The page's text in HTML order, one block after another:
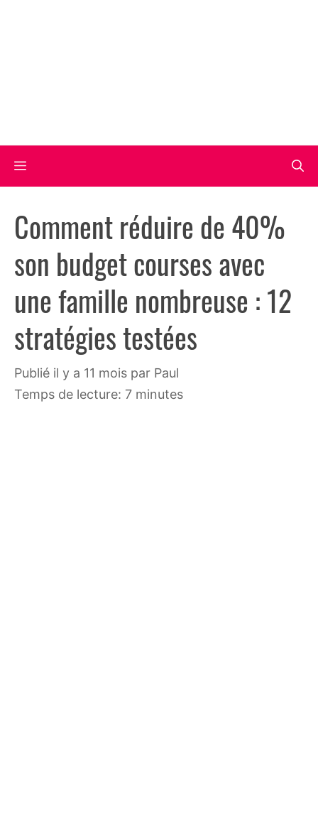
Menu
Comment réduire de 40%
son budget courses avec
une famille nombreuse : 12
stratégies testées
publié il y a 11 mois par Paul
Temps de lecture: 7 minutes